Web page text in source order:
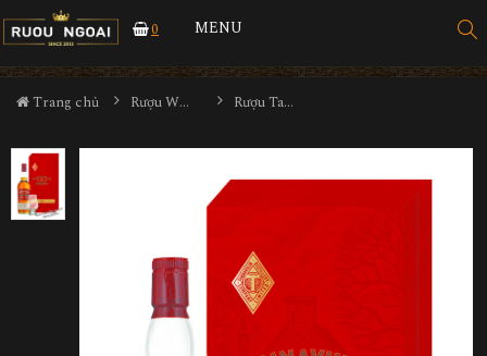
0 MENU
Trang chủ Rượu Whisky Rượu Tamnavulin Sherry Cask Edition Hộp Quà 2026